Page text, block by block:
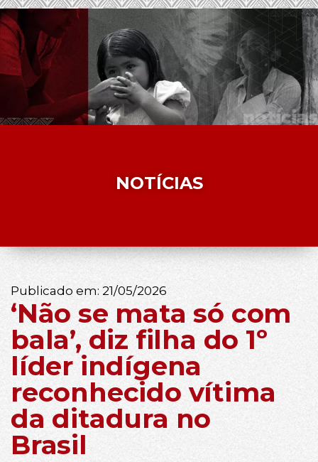
NOTÍCIAS
Publicado em: 21/05/2026
‘Não se mata só com
bala’, diz filha do 1º
líder indígena
reconhecido vítima
da ditadura no
Brasil